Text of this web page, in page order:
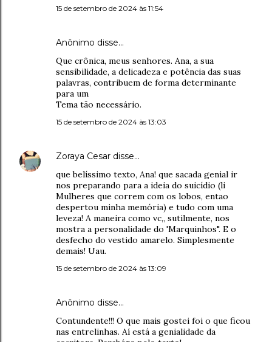
15 de setembro de 2024 às 11:54
Anônimo disse…
Que crônica, meus senhores. Ana, a sua
sensibilidade, a delicadeza e potência das suas
palavras, contribuem de forma determinante
para um
Tema tão necessário.
15 de setembro de 2024 às 13:03
Zoraya Cesar disse…
que belíssimo texto, Ana! que sacada genial ir
nos preparando para a ideia do suicídio (li
Mulheres que correm com os lobos, entao
despertou minha memória) e tudo com uma
leveza! A maneira como vc,, sutilmente, nos
mostra a personalidade do 'Marquinhos". E o
desfecho do vestido amarelo. Simplesmente
demais! Uau.
15 de setembro de 2024 às 13:09
Anônimo disse…
Contundente!!! O que mais gostei foi o que ficou
nas entrelinhas. Aí está a genialidade da